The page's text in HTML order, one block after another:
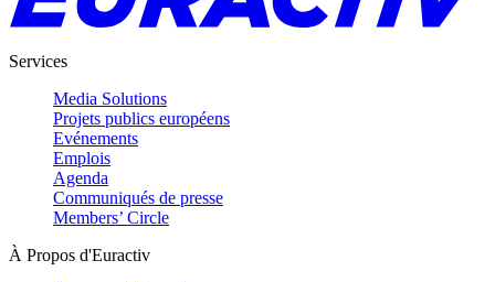
Services
Media Solutions
Projets publics européens
Evénements
Emplois
Agenda
Communiqués de presse
Members’ Circle
À Propos d'Euractiv